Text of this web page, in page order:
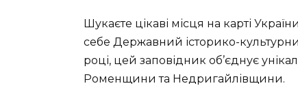
Шукаєте цікаві місця на карті
себе Державний історико-
році, цей заповідник об’єднує
Роменщини та Недригайлівщини.